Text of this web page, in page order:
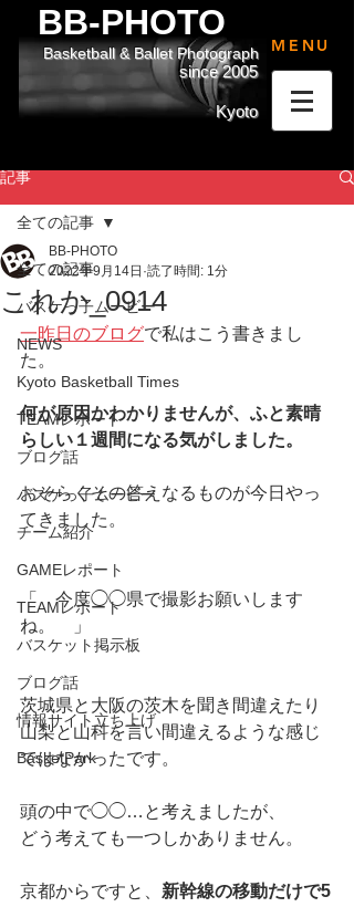
BB-PHOTO
since 2005
Basketball & Ballet Photograph
Kyoto
MENU
記事
全ての記事
バスケっ子ムービー
NEWS
Kyoto Basketball Times
TEAMレポート
ブログ話
バスケっ子ムービー
チーム紹介
GAMEレポート
TEAMレポート
バスケット掲示板
ブログ話
情報サイト立ち上げ
BasketPark
全ての記事
これか_0914
BB-PHOTO
2022年9月14日 読了時間: 1分
一昨日のブログで私はこう書きまし
た。
何が原因かわかりませんが、ふと素晴
らしい１週間になる気がしました。
おそらくその答えなるものが今日やっ
てきました。
「　今度◯◯県で撮影お願いします
ね。　」
茨城県と大阪の茨木を聞き間違えたり
山梨と山科を言い間違えるような感じ
ではなかったです。
頭の中で◯◯…と考えましたが、
どう考えても一つしかありません。
京都からですと、 新幹線の移動だけで5